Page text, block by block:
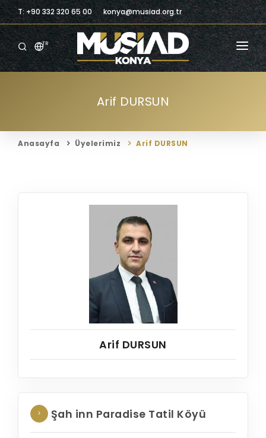
T: +90 332 320 65 00 konya@musiad.org.tr
TR
ANASAYFA
Arif DURSUN
Anasayfa Üyelerimiz Arif DURSUN
Arif DURSUN
Şah inn Paradise Tatil Köyü